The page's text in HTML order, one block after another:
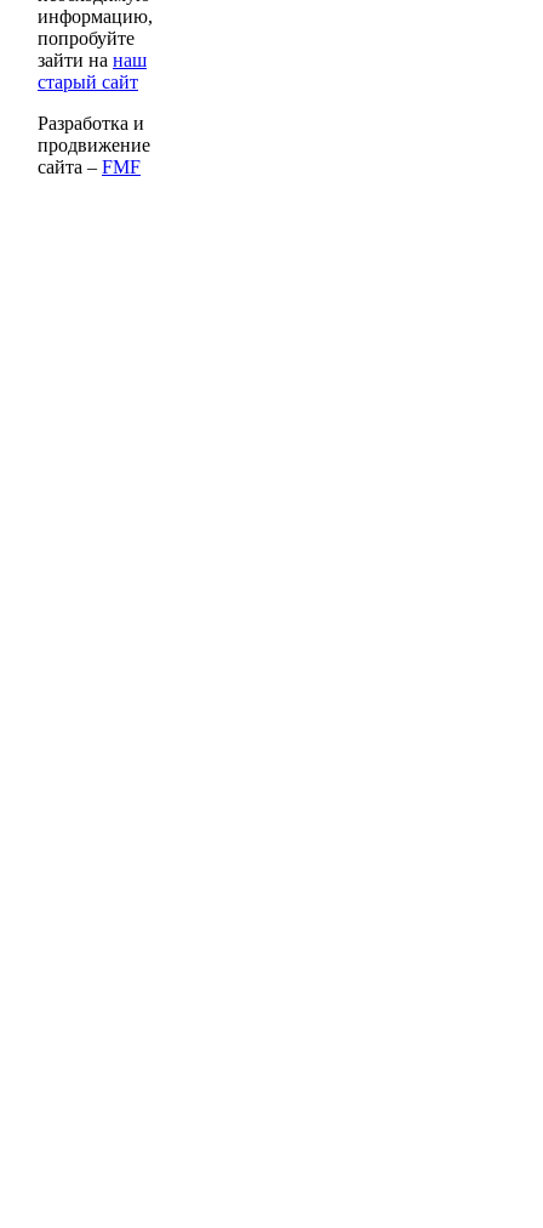
информацию,
попробуйте
зайти на наш
старый сайт
Разработка и
продвижение
сайта – FMF